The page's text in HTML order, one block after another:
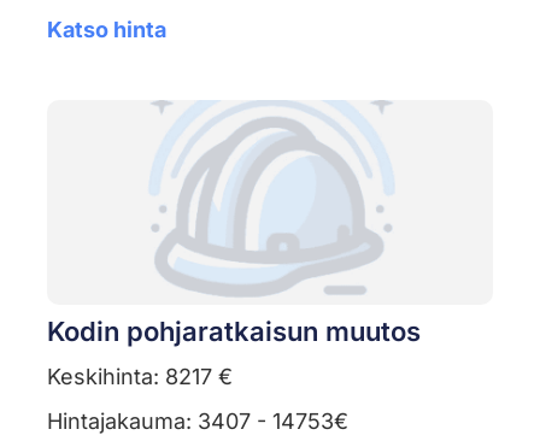
Katso hinta
Kodin pohjaratkaisun muutos
Keskihinta: 8217 €
Hintajakauma: 3407 - 14753€